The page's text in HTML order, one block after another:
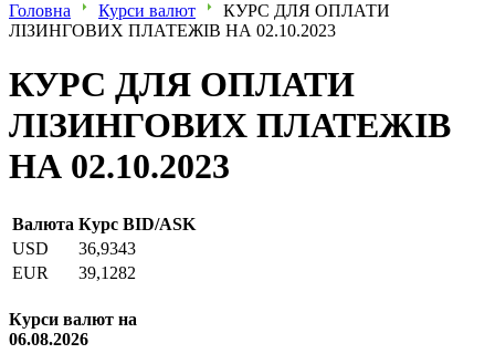
Головна Курси валют
КУРС ДЛЯ ОПЛАТИ
ЛІЗИНГОВИХ ПЛАТЕЖІВ НА 02.10.2023
КУРС ДЛЯ ОПЛАТИ
ЛІЗИНГОВИХ ПЛАТЕЖІВ
НА 02.10.2023
Валюта Курс BID/ASK
USD
36,9343
EUR
39,1282
Курси валют на
06.08.2026